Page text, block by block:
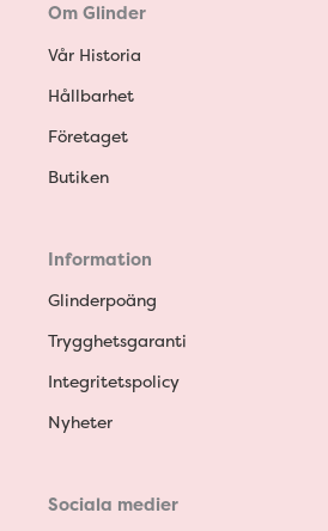
Om Glinder
Vår Historia
Hållbarhet
Företaget
Butiken
Information
Glinderpoäng
Trygghetsgaranti
Integritetspolicy
Nyheter
Sociala medier